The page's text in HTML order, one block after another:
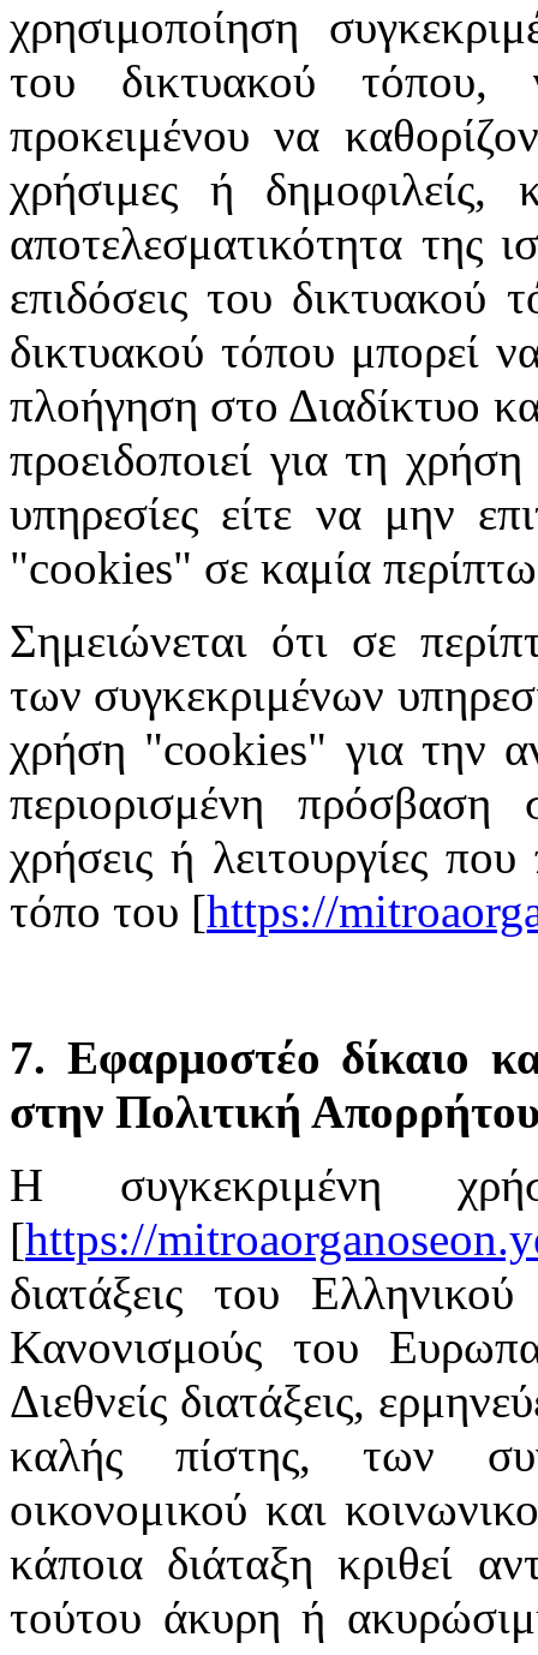
χρησιμοποίηση
του δικτυακού τόπου,
προκειμένου να
χρήσιμες ή
αποτελεσματικότητα της
επιδόσεις του δικτυακού
δικτυακού τόπου μπορεί
πλοήγηση στο Διαδίκτυο
προειδοποιεί για τη
υπηρεσίες είτε να μην
"cookies" σε καμία
Σημειώνεται ότι σε
των συγκεκριμένων
χρήση "cookies" για την
περιορισμένη πρόσβαση
χρήσεις ή λειτουργίες
τόπο του [https://
7. Εφαρμοστέο δίκαιο
στην Πολιτική
Η συγκεκριμένη
[https://
διατάξεις του
Κανονισμούς του
Διεθνείς διατάξεις,
καλής πίστης, των
οικονομικού και
κάποια διάταξη κριθεί
τούτου άκυρη ή